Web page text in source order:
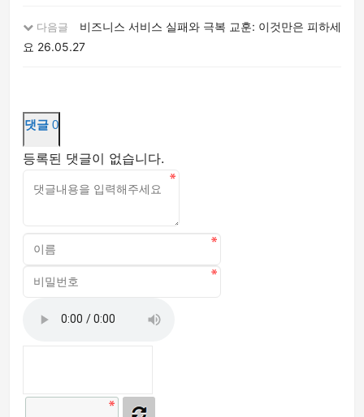
다음글
비즈니스 서비스 실패와 극복 교훈: 이것만은 피하세
요 26.05.27
댓글 0
등록된 댓글이 없습니다.